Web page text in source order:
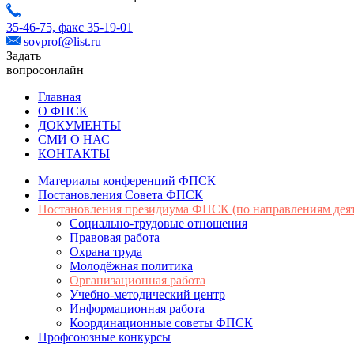
35-46-75, факс 35-19-01
sovprof@list.ru
Задать
вопросонлайн
Главная
О ФПСК
ДОКУМЕНТЫ
СМИ О НАС
КОНТАКТЫ
Материалы конференций ФПСК
Постановления Совета ФПСК
Постановления президиума ФПСК (по направлениям
Социально-трудовые отношения
Правовая работа
Охрана труда
Молодёжная политика
Организационная работа
Учебно-методический центр
Информационная работа
Координационные советы ФПСК
Профсоюзные конкурсы